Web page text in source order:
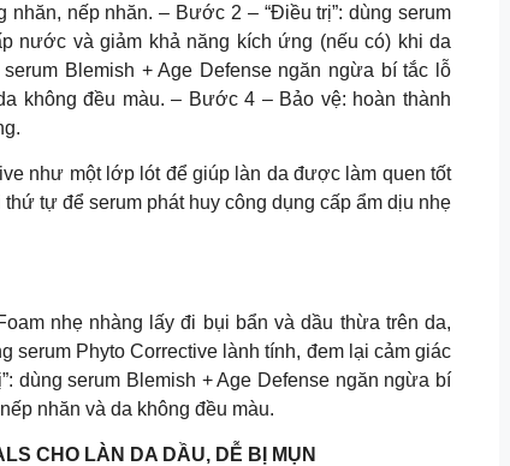
nếp nhăn. – Bước 2 – “Điều trị”: dùng serum
nước và giảm khả năng kích ứng (nếu có) khi da
Blemish + Age Defense ngăn ngừa bí tắc lỗ
không đều màu. – Bước 4 – Bảo vệ: hoàn thành
như một lớp lót để giúp làn da được làm quen tốt
tự để serum phát huy công dụng cấp ẩm dịu nhẹ
nhẹ nhàng lấy đi bụi bẩn và dầu thừa trên da,
serum Phyto Corrective lành tính, đem lại cảm giác
dùng serum Blemish + Age Defense ngăn ngừa bí
nhăn và da không đều màu.
CHO LÀN DA DẦU, DỄ BỊ MỤN